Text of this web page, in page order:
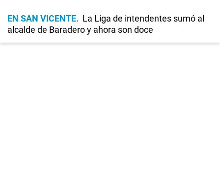
EN SAN VICENTE
La Liga de intendentes sumó al
alcalde de Baradero y ahora son doce